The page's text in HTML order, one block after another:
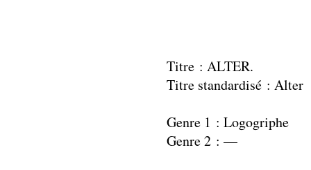
Titre : ALTER.
Titre standardisé : Alter
Genre 1 : Logogriphe
Genre 2 : —